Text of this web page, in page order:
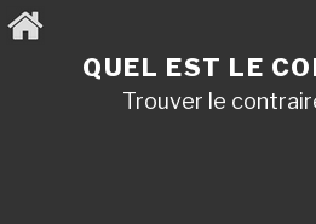
Aller
au
QUEL EST LE
Trouver le